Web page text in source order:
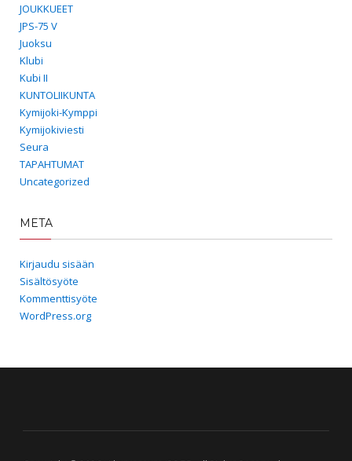
JOUKKUEET
JPS-75 V
Juoksu
Klubi
Kubi II
KUNTOLIIKUNTA
Kymijoki-Kymppi
Kymijokiviesti
Seura
TAPAHTUMAT
Uncategorized
META
Kirjaudu sisään
Sisältösyöte
Kommenttisyöte
WordPress.org